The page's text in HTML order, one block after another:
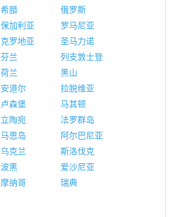
希腊
俄罗斯
保加利亚
罗马尼亚
克罗地亚
圣马力诺
芬兰
列支敦士登
荷兰
黑山
安道尔
拉脱维亚
卢森堡
马其顿
立陶宛
法罗群岛
马恩岛
阿尔巴尼亚
乌克兰
斯洛伐克
波黑
爱沙尼亚
摩纳哥 瑞典